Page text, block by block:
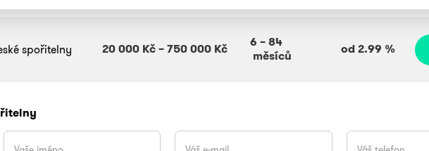
spořitelny 20 000 Kč – 750 000 Kč 6 – 84
měsíců
od 2.99 %